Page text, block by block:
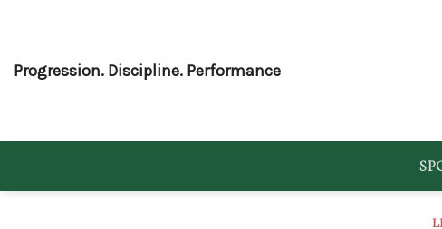
content
Progression. Discipline. Performance